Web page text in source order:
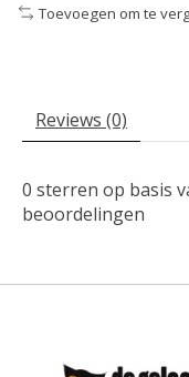
Toevoegen om te
Reviews (0)
0 sterren op basis
beoordelingen